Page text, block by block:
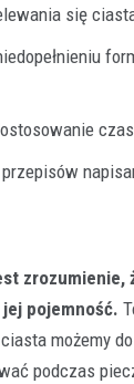
się
zrozumienie,
pojemność.
możemy
podczas